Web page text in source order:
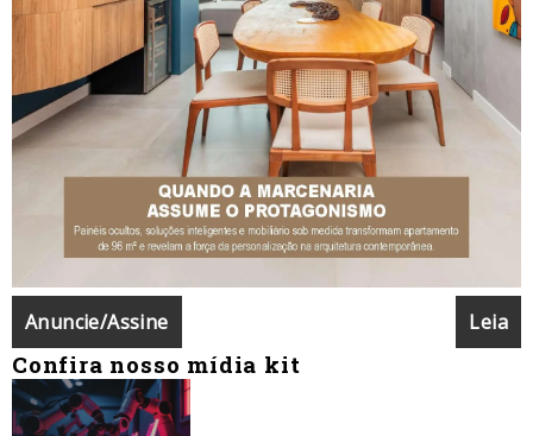
Anuncie/Assine Leia
Confira nosso mídia kit